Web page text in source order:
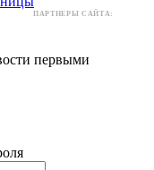
ПАРТНЕРЫ САЙТА:
первыми